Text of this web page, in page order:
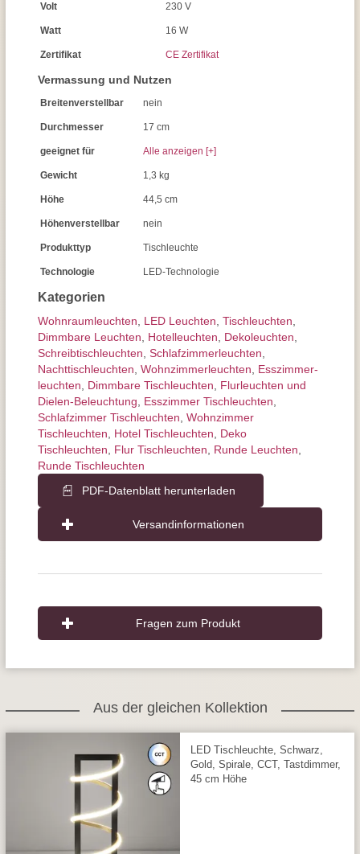
Kategorien
Wohnraum­leuchten LED Leuchten Tisch­leuchten
Dimmbare Leuchten
Hotelleuchten Dekoleuchten
Schreibtisch­leuchten Schlafzimmer­leuchten
Nachttisch­leuchten Wohnzimmer­leuchten
Esszimmer­­
leuchten
Dimmbare Tischleuchten
Flurleuchten und
Dielen-Beleuchtung
Esszimmer Tischleuchten
Schlafzimmer Tischleuchten Wohnzimmer
Tischleuchten
Hotel Tischleuchten
Deko
Tischleuchten
Flur Tischleuchten Runde Leuchten
Runde Tischleuchten
PDF-Datenblatt herunterladen
Versandinformationen
Volt 230 V
Watt 16 W
Zertifikat CE Zertifikat
Vermassung und Nutzen
Breitenverstellbar nein
Durchmesser 17 cm
geeignet für Alle anzeigen [+]
Gewicht 1,3 kg
Höhe 44,5 cm
Höhenverstellbar nein
Produkttyp Tischleuchte
Technologie LED-Technologie
Fragen zum Produkt
Aus der gleichen Kollektion
LED Tischleuchte, Schwarz,
Gold, Spirale, CCT, Tastdimmer,
45 cm Höhe